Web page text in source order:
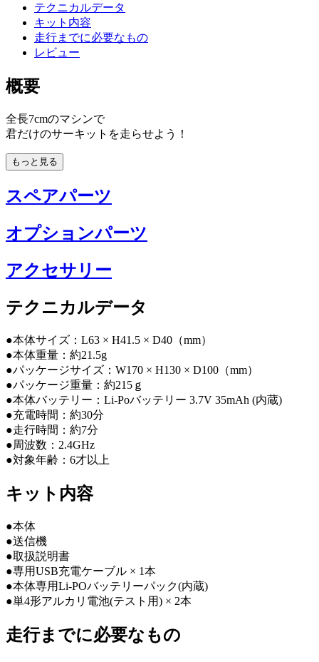
テクニカルデータ
キット内容
走行までに必要なもの
レビュー
概要
全長7cmのマシンで
君だけのサーキットを走らせよう！
もっと見る
スペアパーツ
オプションパーツ
アクセサリー
テクニカルデータ
●本体サイズ：L63 × H41.5 × D40（mm）
●本体重量：約21.5g
●パッケージサイズ：W170 × H130 × D100（mm）
●パッケージ重量：約215ｇ
●本体バッテリー：Li-Poバッテリー 3.7V 35mAh (内蔵)
●充電時間：約30分
●走行時間：約7分
●周波数：2.4GHz
●対象年齢：6才以上
キット内容
●本体
●送信機
●取扱説明書
●専用USB充電ケーブル × 1本
●本体専用Li-POバッテリーパック(内蔵)
●単4形アルカリ電池(テスト用) × 2本
走行までに必要なもの